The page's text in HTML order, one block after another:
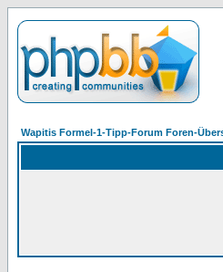
Wapitis Formel-1-Tipp-Forum Foren-